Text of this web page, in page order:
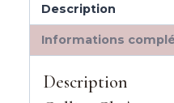
Description
Informations
Description